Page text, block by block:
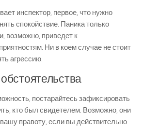
инспектор, первое, что нужно
спокойствие. Паника только
возможно, приведет к
Ни в коем случае не стоит
агрессию.
постарайтесь зафиксировать
кто был свидетелем. Возможно, они
правоту, если вы действительно